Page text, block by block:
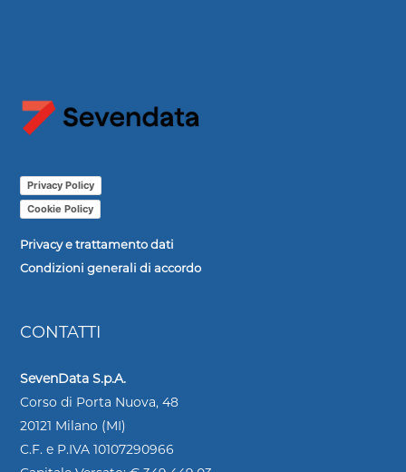
Privacy Policy
Cookie Policy
Privacy e trattamento dati
Condizioni generali di accordo
CONTATTI
SevenData S.p.A.
Corso di Porta Nuova, 48
20121 Milano (MI)
C.F. e P.IVA 10107290966